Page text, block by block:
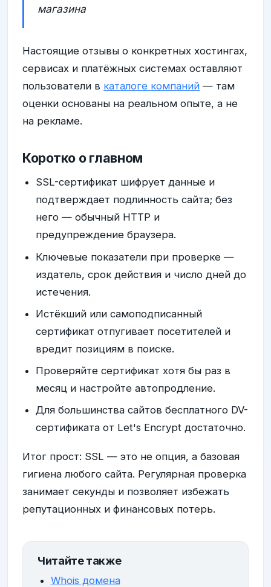
магазина
Настоящие отзывы о конкретных хостингах,
сервисах и платёжных системах оставляют
пользователи в каталоге компаний — там
оценки основаны на реальном опыте, а не
на рекламе.
Коротко о главном
SSL-сертификат шифрует данные и
подтверждает подлинность сайта; без
него — обычный HTTP и
предупреждение браузера.
Ключевые показатели при проверке —
издатель, срок действия и число дней до
истечения.
Истёкший или самоподписанный
сертификат отпугивает посетителей и
вредит позициям в поиске.
Проверяйте сертификат хотя бы раз в
месяц и настройте автопродление.
Для большинства сайтов бесплатного DV-
сертификата от Let's Encrypt достаточно.
Итог прост: SSL — это не опция, а базовая
гигиена любого сайта. Регулярная проверка
занимает секунды и позволяет избежать
репутационных и финансовых потерь.
Читайте также
Whois домена